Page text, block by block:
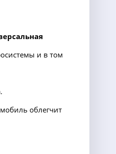
и в том
облегчит